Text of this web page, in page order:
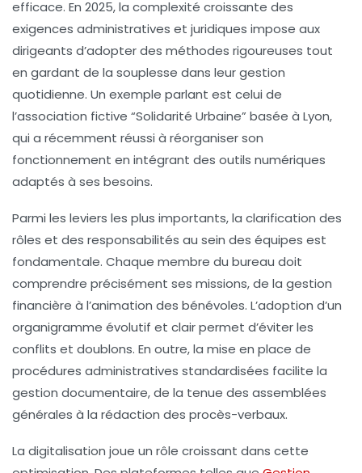
efficace. En 2025, la complexité croissante des
exigences administratives et juridiques impose aux
dirigeants d’adopter des méthodes rigoureuses tout
en gardant de la souplesse dans leur gestion
quotidienne. Un exemple parlant est celui de
l’association fictive “Solidarité Urbaine” basée à Lyon,
qui a récemment réussi à réorganiser son
fonctionnement en intégrant des outils numériques
adaptés à ses besoins.
Parmi les leviers les plus importants, la clarification des
rôles et des responsabilités au sein des équipes est
fondamentale. Chaque membre du bureau doit
comprendre précisément ses missions, de la gestion
financière à l’animation des bénévoles. L’adoption d’un
organigramme évolutif et clair permet d’éviter les
conflits et doublons. En outre, la mise en place de
procédures administratives standardisées facilite la
gestion documentaire, de la tenue des assemblées
générales à la rédaction des procès-verbaux.
La digitalisation joue un rôle croissant dans cette